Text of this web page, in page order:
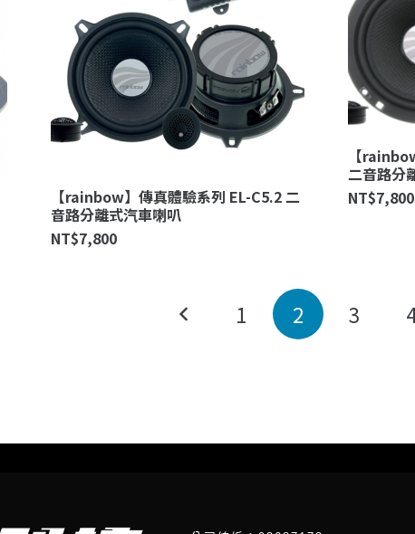
【rainbow】傳真體驗系列 EL-C5.2 二
音路分離式汽車喇叭
NT$7,800
【
二音路分
NT$7,800
1 2 3